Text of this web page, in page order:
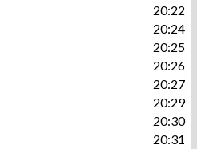
20:22
20:24
20:25
20:26
20:27
20:29
20:30
20:31